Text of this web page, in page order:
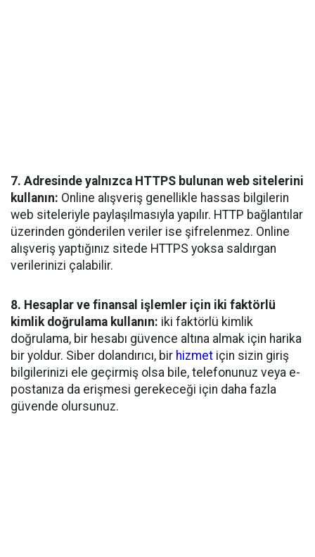
7. Adresinde yalnızca HTTPS bulunan web sitelerini
kullanın: Online alışveriş genellikle hassas bilgilerin
web siteleriyle paylaşılmasıyla yapılır. HTTP bağlantılar
üzerinden gönderilen veriler ise şifrelenmez. Online
alışveriş yaptığınız sitede HTTPS yoksa saldırgan
verilerinizi çalabilir.
8. Hesaplar ve finansal işlemler için iki faktörlü
kimlik doğrulama kullanın: iki faktörlü kimlik
doğrulama, bir hesabı güvence altına almak için harika
bir yoldur. Siber dolandırıcı, bir hizmet için sizin giriş
bilgilerinizi ele geçirmiş olsa bile, telefonunuz veya e-
postanıza da erişmesi gerekeceği için daha fazla
güvende olursunuz.